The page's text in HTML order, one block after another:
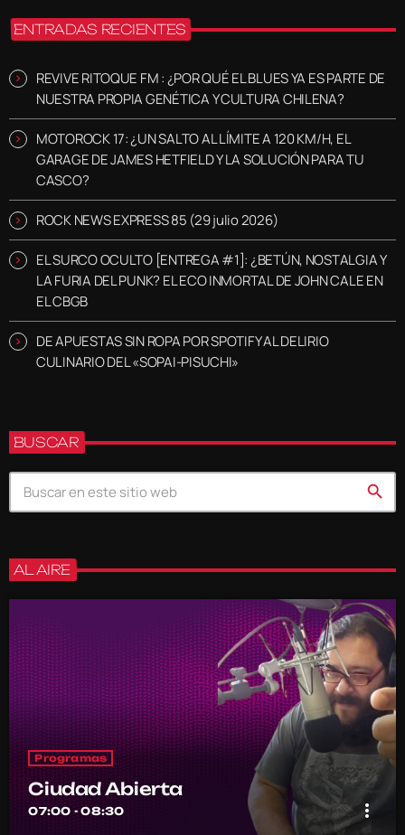
ENTRADAS RECIENTES
REVIVE RITOQUE FM : ¿POR QUÉ EL BLUES YA ES PARTE DE
NUESTRA PROPIA GENÉTICA Y CULTURA CHILENA?
MOTOROCK 17: ¿UN SALTO AL LÍMITE A 120 KM/H, EL
GARAGE DE JAMES HETFIELD Y LA SOLUCIÓN PARA TU
CASCO?
ROCK NEWS EXPRESS 85 (29 julio 2026)
EL SURCO OCULTO [ENTREGA #1]: ¿BETÚN, NOSTALGIA Y
LA FURIA DEL PUNK? EL ECO INMORTAL DE JOHN CALE EN
EL CBGB
DE APUESTAS SIN ROPA POR SPOTIFY AL DELIRIO
CULINARIO DEL «SOPAI-PISUCHI»
BUSCAR
search
AL AIRE
Programas
Ciudad Abierta
07:00 - 08:30 more_vert